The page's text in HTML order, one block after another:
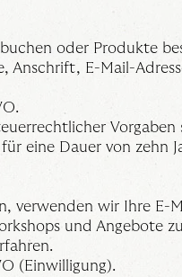
oder Produkte
Anschrift, E-Mail-
eine Dauer von zehn
verwenden wir Ihre E-
und Angebote
(Einwilligung).